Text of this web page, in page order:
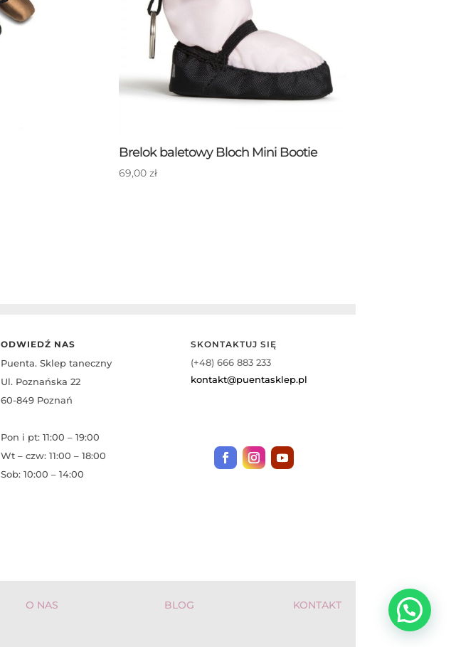
Brelok baletowy Bloch Mini Bootie
69,00zł
ODWIEDŹ NAS
Puenta. Sklep taneczny
Ul. Poznańska 22
60-849 Poznań
Pon i pt: 11:00 – 19:00
Wt – czw: 11:00 – 18:00
Sob: 10:00 – 14:00
SKONTAKTUJ SIĘ
(+48) 666 883 233
kontakt@puentasklep.pl
O NAS BLOG KONTAKT